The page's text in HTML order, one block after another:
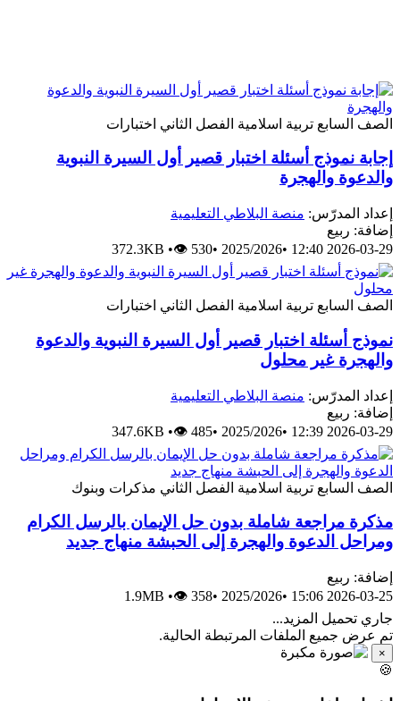
الصف السابع تربية اسلامية الفصل الثاني اختبارات
إجابة نموذج أسئلة اختبار قصير أول السيرة النبوية
والدعوة والهجرة
إعداد المدرّس: منصة البلاطي التعليمية
إضافة: ربيع
2026-03-29 12:40
•
2025/2026
•
372.3KB •👁 530
الصف السابع تربية اسلامية الفصل الثاني اختبارات
نموذج أسئلة اختبار قصير أول السيرة النبوية والدعوة
والهجرة غير محلول
إعداد المدرّس: منصة البلاطي التعليمية
إضافة: ربيع
2026-03-29 12:39
•
2025/2026
•
347.6KB •👁 485
الصف السابع تربية اسلامية الفصل الثاني مذكرات وبنوك
مذكرة مراجعة شاملة بدون حل الإيمان بالرسل الكرام
ومراحل الدعوة والهجرة إلى الحبشة منهاج جديد
إضافة: ربيع
2026-03-25 15:06
•
2025/2026
•
1.9MB •👁 358
جاري تحميل المزيد...
تم عرض جميع الملفات المرتبطة الحالية.
×
🍪